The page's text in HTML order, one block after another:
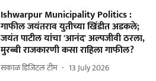
Ishwarpur Municipality Politics :
गाफील जयंतराव युतीच्या खिंडीत अडकले;
जयंत पाटील यांचा 'आनंद' अल्पजीवी ठरला,
मुरब्बी राजकारणी कसा राहिला गाफील?
सकाळ डिजिटल टीम 13 July 2026